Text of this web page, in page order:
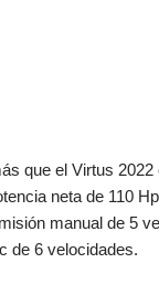
que el Virtus
neta de 110
manual de 5
de 6 velocidades.